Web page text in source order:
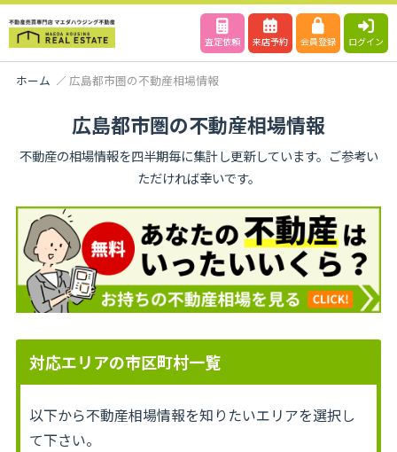
査定依頼 来店予約 会員登録 ログイン
ホーム 広島都市圏の不動産相場情報
広島都市圏の不動産相場情報
不動産の相場情報を四半期毎に集計し更新しています。ご参考い
ただければ幸いです。
対応エリアの市区町村一覧
以下から不動産相場情報を知りたいエリアを選択し
て下さい。